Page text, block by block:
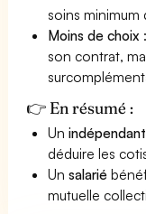
soins minimum
Moins de choix
son contrat,
👉 En résumé :
Unindépendant
déduire les
Unsalarié
mutuelle